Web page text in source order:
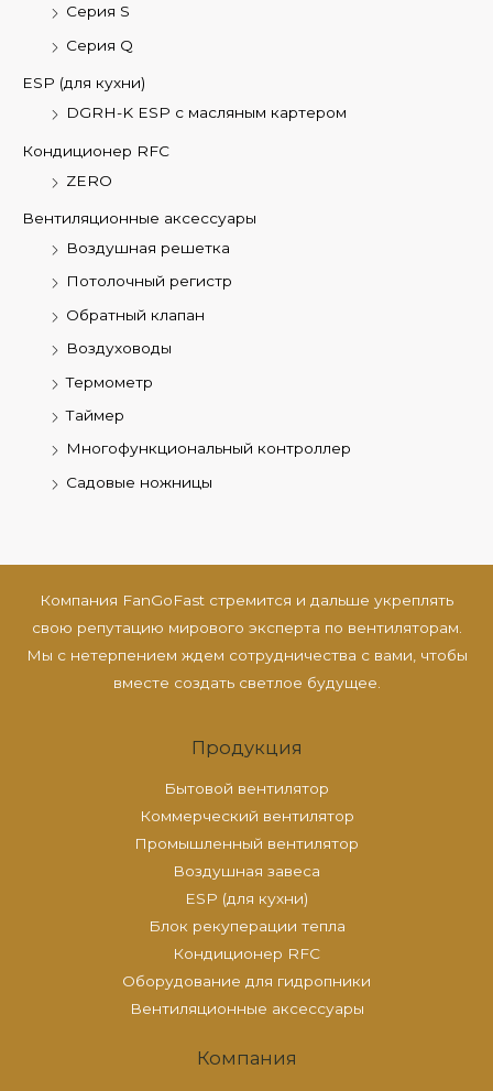
Серия S
Серия Q
ESP (для кухни)
DGRH-K ESP с масляным картером
Кондиционер RFC
ZERO
Вентиляционные аксессуары
Воздушная решетка
Потолочный регистр
Обратный клапан
Воздуховоды
Термометр
Таймер
Многофункциональный контроллер
Садовые ножницы
Компания FanGoFast стремится и дальше укреплять
свою репутацию мирового эксперта по вентиляторам.
Мы с нетерпением ждем сотрудничества с вами, чтобы
вместе создать светлое будущее.
Продукция
Бытовой вентилятор
Коммерческий вентилятор
Промышленный вентилятор
Воздушная завеса
ESP (для кухни)
Блок рекуперации тепла
Кондиционер RFC
Оборудование для гидропники
Вентиляционные аксессуары
Компания